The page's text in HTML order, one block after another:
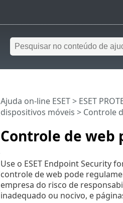
Controle de web
Ajuda on-line ESET> ESET
dispositivos móveis > Controle
Use o ESET Endpoint Security
controle de web pode
empresa do risco de
inadequado ou nocivo, e